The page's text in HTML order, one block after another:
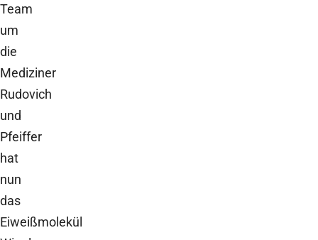
Team
um
die
Mediziner
Rudovich
und
Pfeiffer
hat
nun
das
Eiweißmolekül